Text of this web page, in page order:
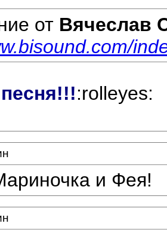
от Вячеслав
:rolleyes:
и Фея!